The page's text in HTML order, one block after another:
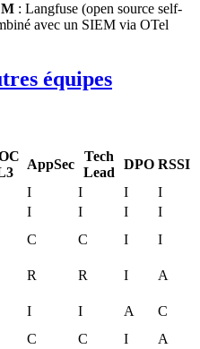
: Langfuse (open source self-
avec un SIEM via OTel
équipes
AppSec
Tech
Lead
DPO RSSI
I I I
I
I I I
I
C C I
I
R R I
A
I I A
C
C C I
A